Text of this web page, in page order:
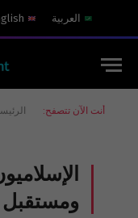
العربية
أنت الآن تتصفح: